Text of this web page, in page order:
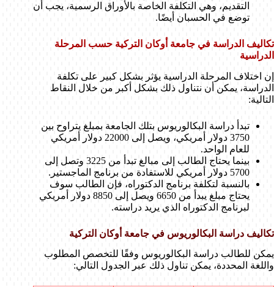
التقديم، وهي التكلفة الخاصة بالأوراق الرسمية، يجب أن
توضع في الحسبان أيضًا.
تكاليف الدراسة في جامعة أوكان التركية حسب المرحلة
الدراسية
إن اختلاف المرحلة الدراسية يؤثر بشكل كبير على تكلفة
الدراسة، يمكن أن نتناول ذلك بشكل أكبر من خلال النقاط
التالية:
تبدأ دراسة البكالوريوس بتلك الجامعة بمبلغ يتراوح بين
3750 دولار أمريكي، ويصل إلى 22000 دولار أمريكي
للعام الواحد.
بينما يحتاج الطالب إلى مبالغ تبدأ من 3225 وتصل إلى
5700 دولار أمريكي للاستفادة من برنامج الماجستير.
بالنسبة لتكلفة برنامج الدكتوراه، فإن الطالب سوف
يحتاج مبلغ يبدأ من 6650 ويصل إلى 8850 دولار أمريكي
لبرنامج الدكتوراه الذي يريد دراسته.
تكاليف دراسة البكالوريوس في جامعة أوكان التركية
يمكن للطالب دراسة البكالوريوس وفقًا للتخصص المطلوب
واللغة المحددة، يمكن تناول ذلك عبر الجدول التالي: